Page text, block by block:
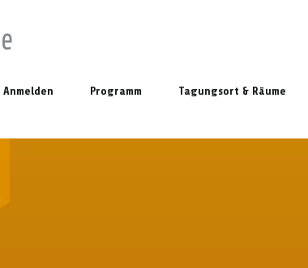
Anmelden Programm Tagungsort & Räume